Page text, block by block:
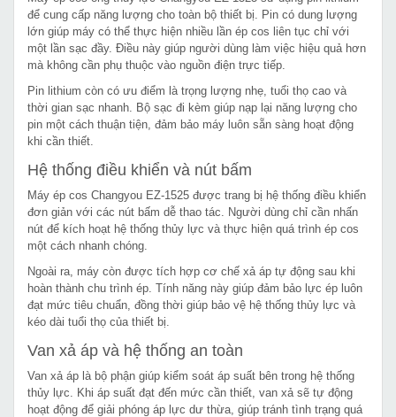
để cung cấp năng lượng cho toàn bộ thiết bị. Pin có dung lượng
lớn giúp máy có thể thực hiện nhiều lần ép cos liên tục chỉ với
một lần sạc đầy. Điều này giúp người dùng làm việc hiệu quả hơn
mà không cần phụ thuộc vào nguồn điện trực tiếp.
Pin lithium còn có ưu điểm là trọng lượng nhẹ, tuổi thọ cao và
thời gian sạc nhanh. Bộ sạc đi kèm giúp nạp lại năng lượng cho
pin một cách thuận tiện, đảm bảo máy luôn sẵn sàng hoạt động
khi cần thiết.
Hệ thống điều khiển và nút bấm
Máy ép cos Changyou EZ-1525 được trang bị hệ thống điều khiển
đơn giản với các nút bấm dễ thao tác. Người dùng chỉ cần nhấn
nút để kích hoạt hệ thống thủy lực và thực hiện quá trình ép cos
một cách nhanh chóng.
Ngoài ra, máy còn được tích hợp cơ chế xả áp tự động sau khi
hoàn thành chu trình ép. Tính năng này giúp đảm bảo lực ép luôn
đạt mức tiêu chuẩn, đồng thời giúp bảo vệ hệ thống thủy lực và
kéo dài tuổi thọ của thiết bị.
Van xả áp và hệ thống an toàn
Van xả áp là bộ phận giúp kiểm soát áp suất bên trong hệ thống
thủy lực. Khi áp suất đạt đến mức cần thiết, van xả sẽ tự động
hoạt động để giải phóng áp lực dư thừa, giúp tránh tình trạng quá